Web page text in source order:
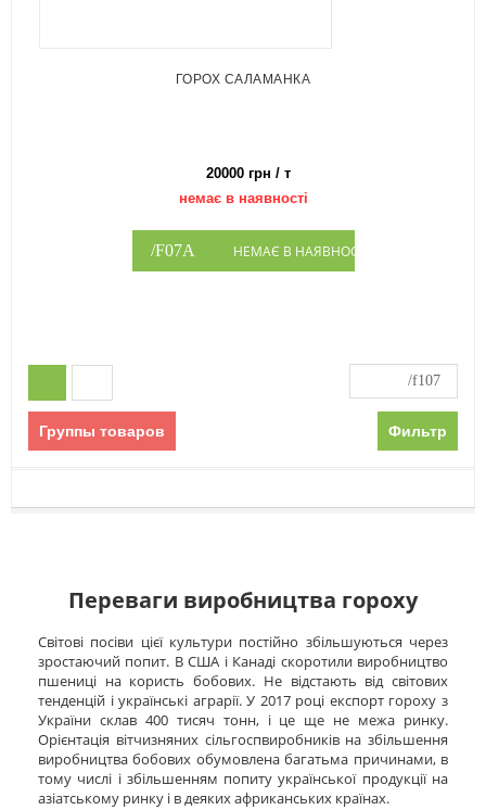
ГОРОХ САЛАМАНКА
20000 грн / т
немає в наявності
НЕМАЄ В НАЯВНОСТІ
Группы товаров Фильтр
Переваги виробництва гороху
Світові посіви цієї культури постійно збільшуються через
зростаючий попит. В США і Канаді скоротили виробництво
пшениці на користь бобових. Не відстають від світових
тенденцій і українські аграрії. У 2017 році експорт гороху з
України склав 400 тисяч тонн, і це ще не межа ринку.
Орієнтація вітчизняних сільгоспвиробників на збільшення
виробництва бобових обумовлена багатьма причинами, в
тому числі і збільшенням попиту української продукції на
азіатському ринку і в деяких африканських країнах.